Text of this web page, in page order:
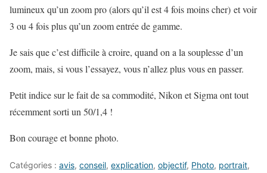
lumineux qu’un zoom pro (alors qu’il est 4 fois moins cher) et voir
3 ou 4 fois plus qu’un zoom entrée de gamme.
Je sais que c’est difficile à croire, quand on a la souplesse d’un
zoom, mais, si vous l’essayez, vous n’allez plus vous en passer.
Petit indice sur le fait de sa commodité, Nikon et Sigma ont tout
récemment sorti un 50/1,4 !
Bon courage et bonne photo.
Catégories : avis, conseil, explication, objectif, Photo, portrait,